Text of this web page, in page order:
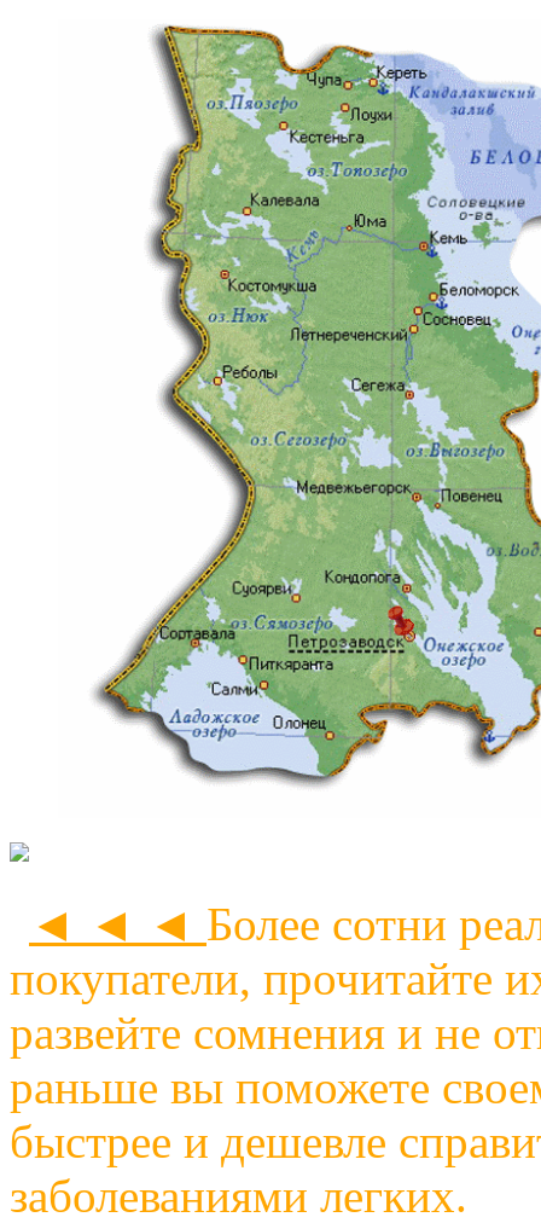
◄ ◄ ◄ Более сотни
покупатели, прочитайте
развейте сомнения и не
раньше вы поможете
быстрее и дешевле
заболеваниями легких.